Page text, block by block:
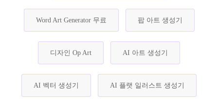
Word Art Generator 무료 팝 아트 생성기
디자인 Op Art AI 아트 생성기
AI 벡터 생성기 AI 플랫 일러스트 생성기